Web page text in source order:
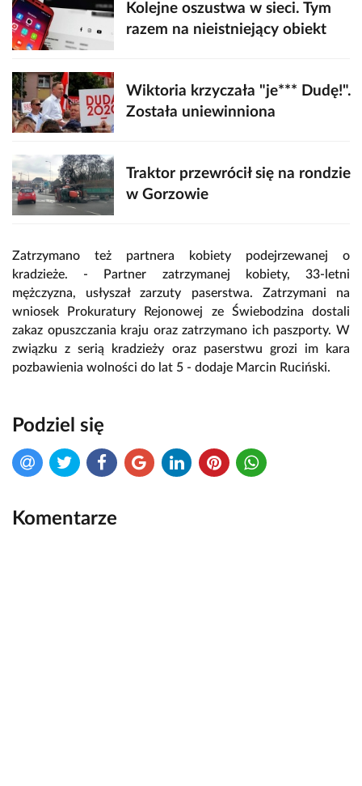
Kolejne oszustwa w sieci. Tym
razem na nieistniejący obiekt
Wiktoria krzyczała "je*** Dudę!".
Została uniewinniona
Traktor przewrócił się na rondzie
w Gorzowie
Zatrzymano też partnera kobiety podejrzewanej o
kradzieże. - Partner zatrzymanej kobiety, 33-letni
mężczyzna, usłyszał zarzuty paserstwa. Zatrzymani na
wniosek Prokuratury Rejonowej ze Świebodzina dostali
zakaz opuszczania kraju oraz zatrzymano ich paszporty. W
związku z serią kradzieży oraz paserstwu grozi im kara
pozbawienia wolności do lat 5 - dodaje Marcin Ruciński.
Podziel się
Komentarze